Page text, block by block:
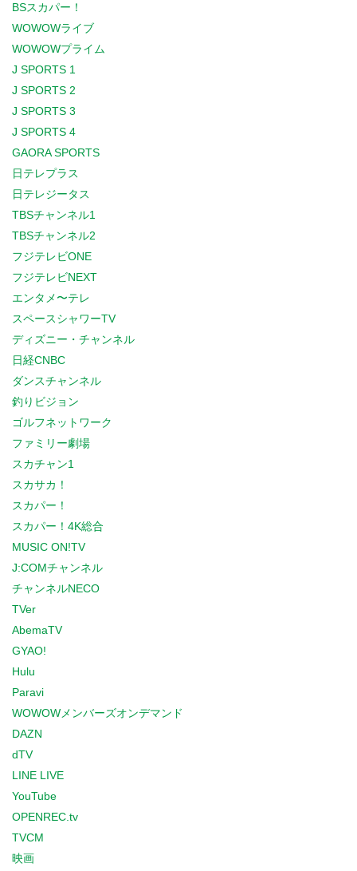
BSスカパー！
WOWOWライブ
WOWOWプライム
J SPORTS 1
J SPORTS 2
J SPORTS 3
J SPORTS 4
GAORA SPORTS
日テレプラス
日テレジータス
TBSチャンネル1
TBSチャンネル2
フジテレビONE
フジテレビNEXT
エンタメ〜テレ
スペースシャワーTV
ディズニー・チャンネル
日経CNBC
ダンスチャンネル
釣りビジョン
ゴルフネットワーク
ファミリー劇場
スカチャン1
スカサカ！
スカパー！
スカパー！4K総合
MUSIC ON!TV
J:COMチャンネル
チャンネルNECO
TVer
AbemaTV
GYAO!
Hulu
Paravi
WOWOWメンバーズオンデマンド
DAZN
dTV
LINE LIVE
YouTube
OPENREC.tv
TVCM
映画